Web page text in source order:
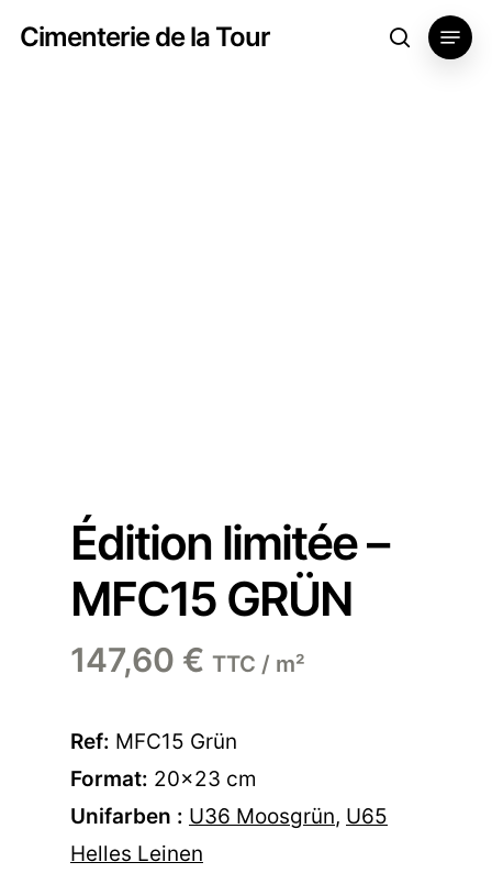
Cimenterie de la Tour search
Menu
Édition limitée –
MFC15 GRÜN
147,60 € TTC / m²
Ref: MFC15 Grün
Format: 20×23 cm
Unifarben : U36 Moosgrün, U65
Helles Leinen